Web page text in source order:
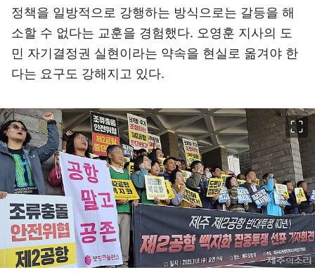
정책을 일방적으로 강행하는 방식으로는 갈등을 해
소할 수 없다는 교훈을 경험했다. 오영훈 지사의 도
민 자기결정권 실현이라는 약속을 현실로 옮겨야 한
다는 요구도 강해지고 있다.